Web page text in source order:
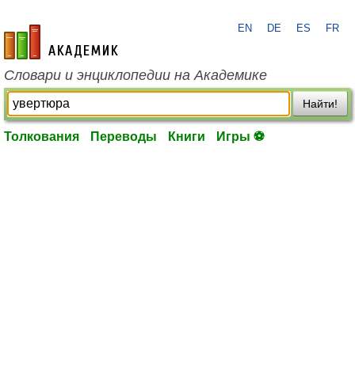
academic.ru
EN DE ES FR
Словари и энциклопедии на Академике
Найти!
Толкования Переводы Книги Игры ⚽